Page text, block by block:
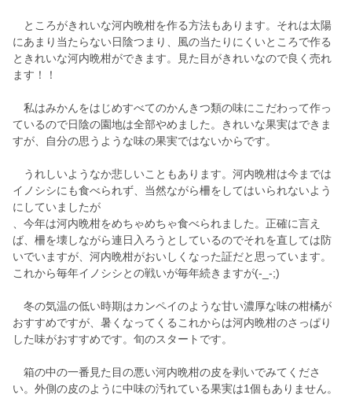
ところがきれいな河内晩柑を作る方法もあります。それは太陽
にあまり当たらない日陰つまり、風の当たりにくいところで作る
ときれいな河内晩柑ができます。見た目がきれいなので良く売れ
ます！！
私はみかんをはじめすべてのかんきつ類の味にこだわって作っ
ているので日陰の園地は全部やめました。きれいな果実はできま
すが、自分の思うような味の果実ではないからです。
うれしいようなか悲しいこともあります。河内晩柑は今までは
イノシシにも食べられず、当然ながら柵をしてはいられないよう
にしていましたが
、今年は河内晩柑をめちゃめちゃ食べられました。正確に言え
ば、柵を壊しながら連日入ろうとしているのでそれを直しては防
いでいますが、河内晩柑がおいしくなった証だと思っています。
これから毎年イノシシとの戦いが毎年続きますが(-_-;)
冬の気温の低い時期はカンペイのような甘い濃厚な味の柑橘が
おすすめですが、暑くなってくるこれからは河内晩柑のさっぱり
した味がおすすめです。旬のスタートです。
箱の中の一番見た目の悪い河内晩柑の皮を剥いでみてくださ
い。外側の皮のように中味の汚れている果実は1個もありません。